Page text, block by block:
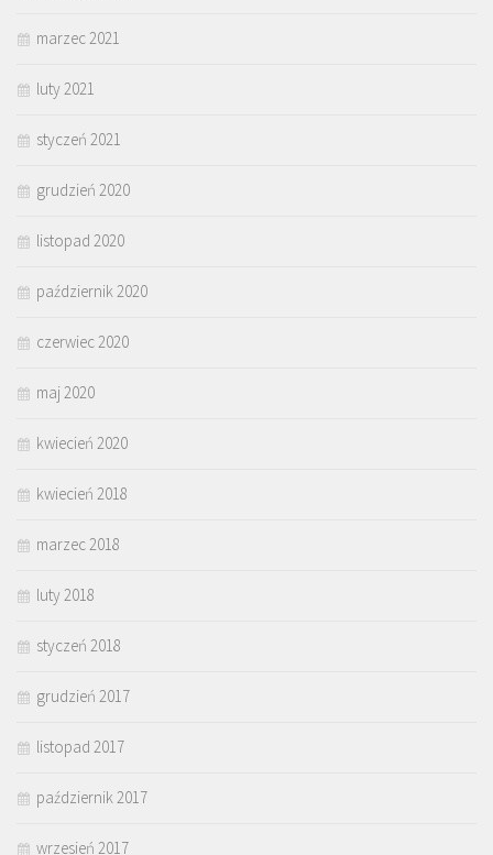
marzec 2021
luty 2021
styczeń 2021
grudzień 2020
listopad 2020
październik 2020
czerwiec 2020
maj 2020
kwiecień 2020
kwiecień 2018
marzec 2018
luty 2018
styczeń 2018
grudzień 2017
listopad 2017
październik 2017
wrzesień 2017